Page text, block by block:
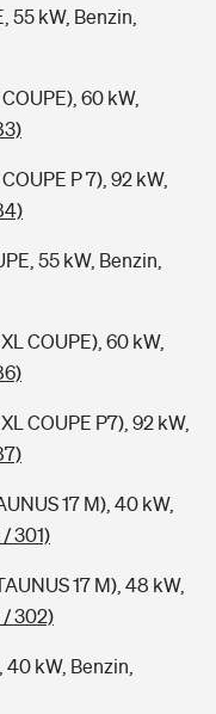
55 kW, Benzin,
60 kW,
P 7), 92 kW,
55 kW, Benzin,
COUPE), 60 kW,
COUPE P7), 92 kW,
17 M), 40 kW,
301)
17 M), 48 kW,
/ 302)
40 kW, Benzin,